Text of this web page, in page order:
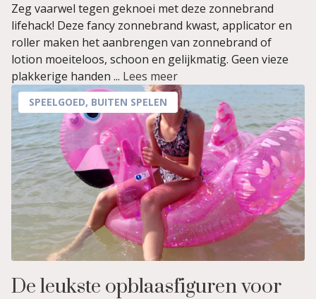
Zeg vaarwel tegen geknoei met deze zonnebrand
lifehack! Deze fancy zonnebrand kwast, applicator en
roller maken het aanbrengen van zonnebrand of
lotion moeiteloos, schoon en gelijkmatig. Geen vieze
plakkerige handen ... Lees meer
SPEELGOED, BUITEN SPELEN
De leukste opblaasfiguren voor